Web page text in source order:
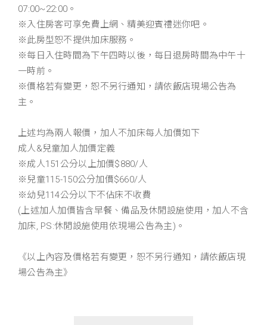
07:00~22:00。
※入住房客可享免費上網、精美迎賓禮迷你吧。
※此房型恕不提供加床服務。
※每日入住時間為下午四時以後，每日退房時間為中午十
一時前。
※價格若有變更，恕不另行通知，請依飯店現場公告為
主。
上述均為兩人報價，加人不加床每人加價如下
成人&兒童加人加價定義
※成人151公分以上加價$880/人
※兒童115-150公分加價$660/人
※幼兒114公分以下不佔床不收費
(上述加人加價皆含早餐、備品及休閒設施使用，加人不含
加床, PS:休閒設施使用依現場公告為主)。
《以上內容及價格若有變更，恕不另行通知，請依飯店現
場公告為主》